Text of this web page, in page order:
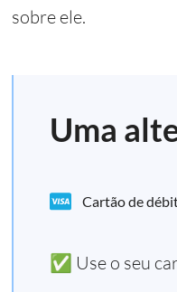
sobre ele.
Uma
Cartão de
✅ Use o seu